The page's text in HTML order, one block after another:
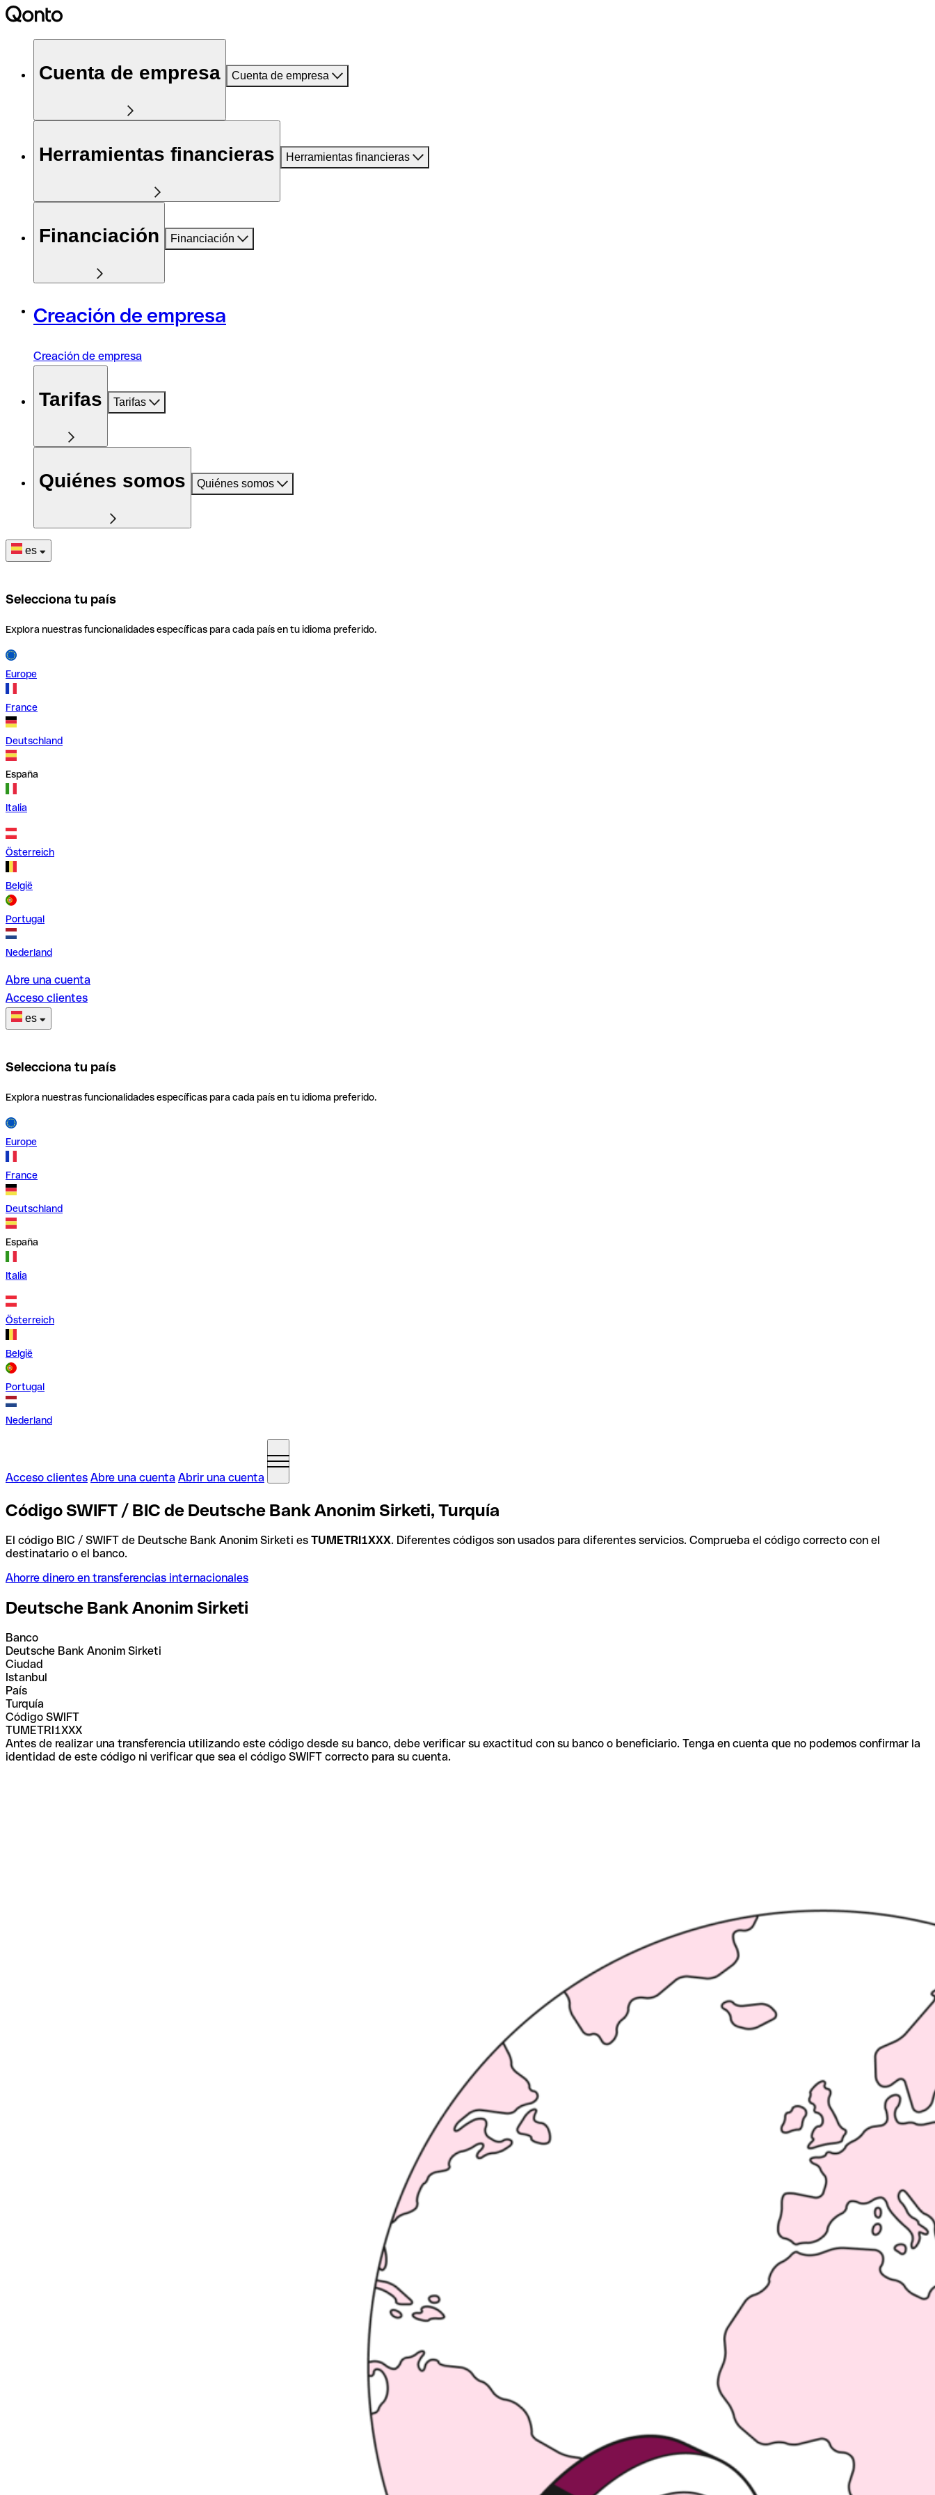
Cuenta de empresa Cuenta de empresa
Herramientas financieras Herramientas financieras
Financiación Financiación
Creación de empresa
Creación de empresa
Tarifas Tarifas
Quiénes somos Quiénes somos
es
Selecciona tu país
Explora nuestras funcionalidades específicas para cada país en tu idioma preferido.
Europe
France
Deutschland
España
Italia
Österreich
België
Portugal
Nederland
Abre una cuenta
Acceso clientes
es
Selecciona tu país
Explora nuestras funcionalidades específicas para cada país en tu idioma preferido.
Europe
France
Deutschland
España
Italia
Österreich
België
Portugal
Nederland
Acceso clientes Abre una cuenta Abrir una cuenta
Código SWIFT / BIC de Deutsche Bank Anonim Sirketi, Turquía
El código BIC / SWIFT de Deutsche Bank Anonim Sirketi es TUMETRI1XXX. Diferentes códigos son usados para diferentes servicios. Comprueba el código correcto con el
destinatario o el banco.
Ahorre dinero en transferencias internacionales
Deutsche Bank Anonim Sirketi
Banco
Deutsche Bank Anonim Sirketi
Ciudad
Istanbul
País
Turquía
Código SWIFT
TUMETRI1XXX
Antes de realizar una transferencia utilizando este código desde su banco, debe verificar su exactitud con su banco o beneficiario. Tenga en cuenta que no podemos confirmar la
identidad de este código ni verificar que sea el código SWIFT correcto para su cuenta.